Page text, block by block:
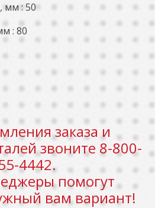
мм : 50
: 80
заказа и
звоните 8-800-
4442.
помогут
вам вариант!